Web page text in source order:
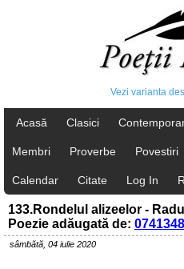
Vezi varianta
Acasă Clasici
Membri Proverbe Povestiri
Calendar Citate Log In
133.Rondelul alizeelor -
Poezie adăugată de:
sâmbătă, 04 iulie 2020